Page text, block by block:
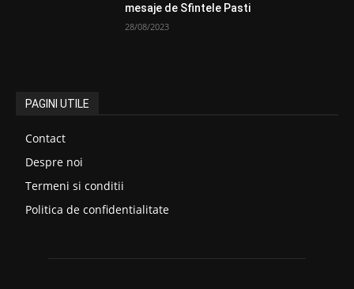
mesaje de Sfintele Pasti
28/08/2023
PAGINI UTILE
Contact
Despre noi
Termeni si conditii
Politica de confidentialitate